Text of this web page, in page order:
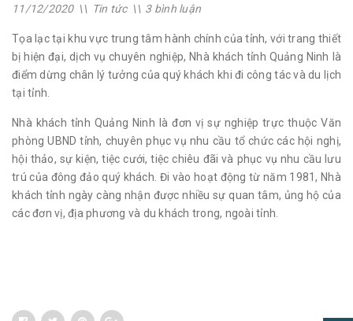
11/12/2020 \\ Tin tức \\ 3 bình luận
Tọa lạc tại khu vực trung tâm hành chính của tỉnh, với trang thiết
bị hiện đại, dịch vụ chuyên nghiệp, Nhà khách tỉnh Quảng Ninh là
điểm dừng chân lý tưởng của quý khách khi đi công tác và du lịch
tại tỉnh.
Nhà khách tỉnh Quảng Ninh là đơn vị sự nghiệp trực thuộc Văn
phòng UBND tỉnh, chuyên phục vụ nhu cầu tổ chức các hội nghị,
hội thảo, sự kiện, tiệc cưới, tiệc chiêu đãi và phục vụ nhu cầu lưu
trú của đông đảo quý khách. Đi vào hoạt động từ năm 1981, Nhà
khách tỉnh ngày càng nhận được nhiều sự quan tâm, ủng hộ của
các đơn vị, địa phương và du khách trong, ngoài tỉnh.